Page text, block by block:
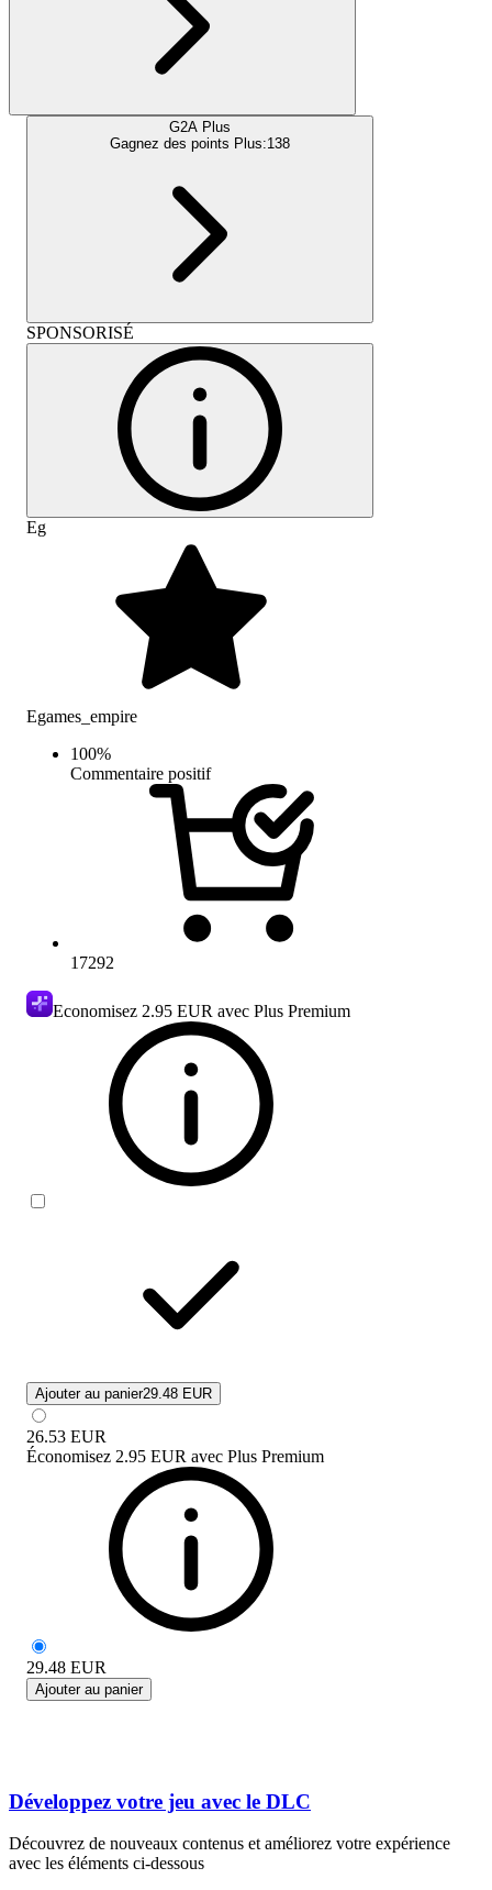
G2A Plus
Gagnez des points Plus:138
SPONSORISÉ
Eg
Egames_empire
100%
Commentaire positif
17292
Economisez 2.95 EUR avec Plus Premium
Ajouter au panier29.48 EUR
26.53 EUR
Économisez 2.95 EUR avec Plus Premium
29.48 EUR
Ajouter au panier
Développez votre jeu avec le DLC
Découvrez de nouveaux contenus et améliorez votre expérience
avec les éléments ci-dessous